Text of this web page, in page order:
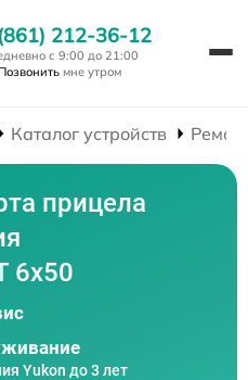
212-36-12
с 9:00 до 21:00
Позвонить мне утром
Каталог устройств
прицела
6х50
Yukon до 3 лет